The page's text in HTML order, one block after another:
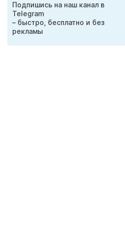
Подпишись на наш канал в
Telegram
– быстро, бесплатно и без
рекламы